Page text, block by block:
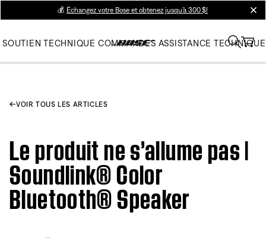
💰 Échangez votre Bose et obtenez jusqu’à 300 $!
SOUTIEN TECHNIQUE COMMANDES ASSISTANCE TECHNIQUE
VOIR TOUS LES ARTICLES
Le produit ne s’allume pas |
Soundlink® Color
Bluetooth® Speaker